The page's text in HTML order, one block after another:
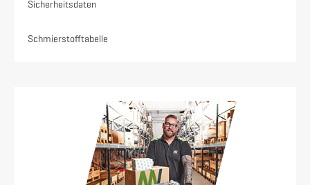
Sicherheitsdaten
Schmierstofftabelle